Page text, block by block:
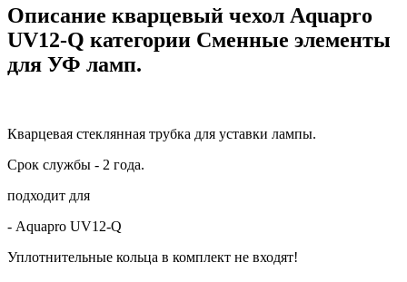
Описание кварцевый чехол Aquapro
UV12-Q категории Сменные элементы
для УФ ламп.
Кварцевая стеклянная трубка для уставки лампы.
Срок службы - 2 года.
подходит для
- Aquapro UV12-Q
Уплотнительные кольца в комплект не входят!